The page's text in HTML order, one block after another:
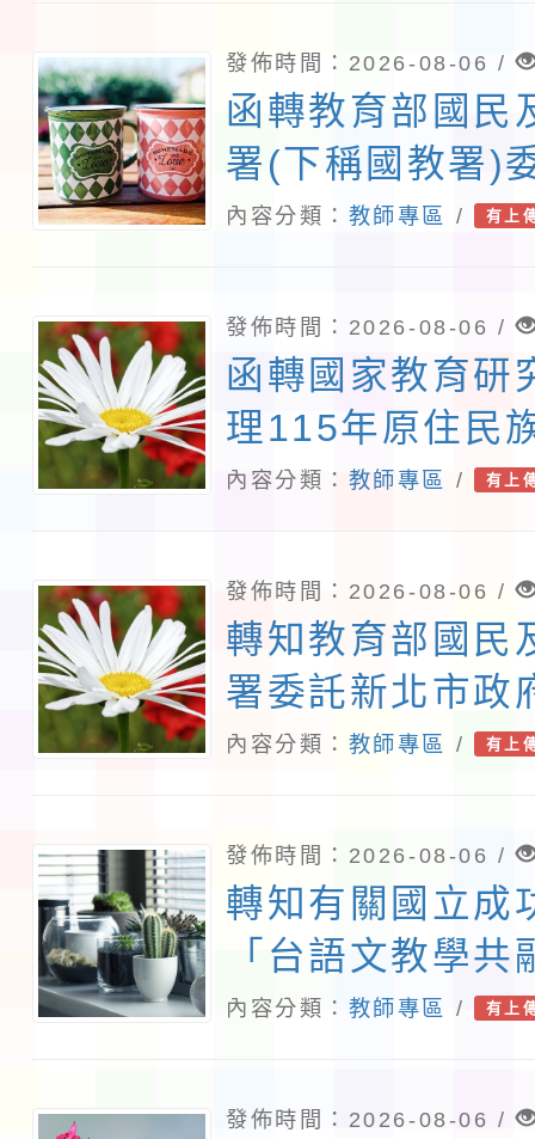
說明，請查照。
發佈時間：2026-08-06 /
函轉教育部國民
署(下稱國教署)
灣師範大學辦理
畫』海外翱翔組
康學一下』澳洲
大學參訪活動成
實施計畫1份，
加，請查照。
內容分類： 教師專區 / 有上
發佈時間：2026-08-06 /
函轉國家教育研
理115年原住民
研討會「原住民
參與，請查照。
內容分類： 教師專區 / 有上
發佈時間：2026-08-06 /
轉知教育部國民
署委託新北市政
理「115年度教
素養工作坊新北
請查照。
內容分類： 教師專區 / 有上
發佈時間：2026-08-06 /
轉知有關國立成
「台語文教學
案暨教學示範徵
照。
內容分類： 教師專區 / 有上
發佈時間：2026-08-06 /